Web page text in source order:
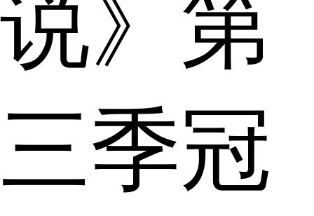
说》第
三季冠